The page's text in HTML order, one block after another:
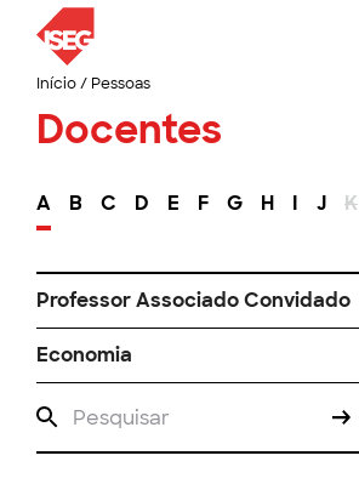
Início/ Pessoas
Docentes
A B C D E F G H I J K
Professor Associado Convidado
Economia